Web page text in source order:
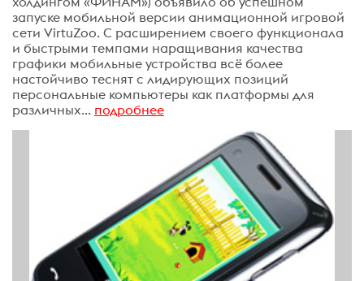
запуске мобильной версии анимационной игровой
сети VirtuZoo. С расширением своего функционала
и быстрыми темпами наращивания качества
графики мобильные устройства всё более
настойчиво теснят с лидирующих позиций
персональные компьютеры как платформы для
различных... подробнее